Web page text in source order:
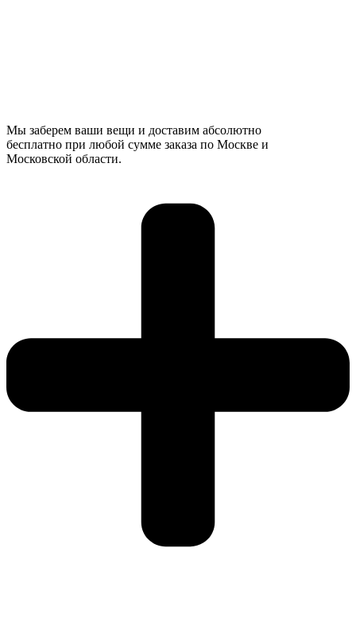
Мы заберем ваши вещи и доставим абсолютно
бесплатно при любой сумме заказа по Москве и
Московской области.